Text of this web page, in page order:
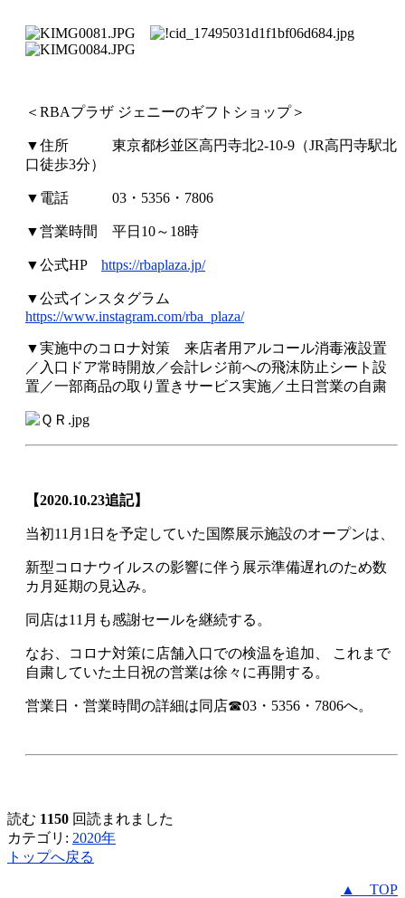
＜RBAプラザ ジェニーのギフトショップ＞
▼住所 東京都杉並区高円寺北2-10-9（JR高円寺駅北
口徒歩3分）
▼電話 03・5356・7806
▼営業時間 平日10～18時
▼公式HP https://rbaplaza.jp/
▼公式インスタグラム
https://www.instagram.com/rba_plaza/
▼実施中のコロナ対策 来店者用アルコール消毒液設置
／入口ドア常時開放／会計レジ前への飛沫防止シート設
置／一部商品の取り置きサービス実施／土日営業の自粛
【2020.10.23追記】
当初11月1日を予定していた国際展示施設のオープンは、
新型コロナウイルスの影響に伴う展示準備遅れのため数
カ月延期の見込み。
同店は11月も感謝セールを継続する。
なお、コロナ対策に店舗入口での検温を追加、 これまで
自粛していた土日祝の営業は徐々に再開する。
営業日・営業時間の詳細は同店☎03・5356・7806へ。
読む 1150 回読まれました
カテゴリ: 2020年
トップへ戻る
▲ TOP